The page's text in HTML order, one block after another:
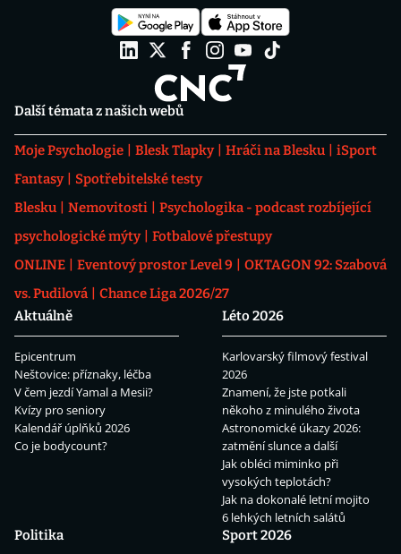
Další témata z našich webů
Moje Psychologie Blesk Tlapky Hráči na Blesku
iSport
Fantasy
Spotřebitelské testy
Blesku
Nemovitosti
Psychologika - podcast rozbíjející
psychologické mýty
Fotbalové přestupy
ONLINE
Eventový prostor Level 9
OKTAGON 92: Szabová
vs. Pudilová
Chance Liga 2026/27
Aktuálně
Epicentrum
Neštovice: příznaky, léčba
V čem jezdí Yamal a Mesii?
Kvízy pro seniory
Kalendář úplňků 2026
Co je bodycount?
Léto 2026
Karlovarský filmový festival
2026
Znamení, že jste potkali
někoho z minulého života
Astronomické úkazy 2026:
zatmění slunce a další
Jak obléci miminko při
vysokých teplotách?
Jak na dokonalé letní mojito
6 lehkých letních salátů
Politika
Sport 2026